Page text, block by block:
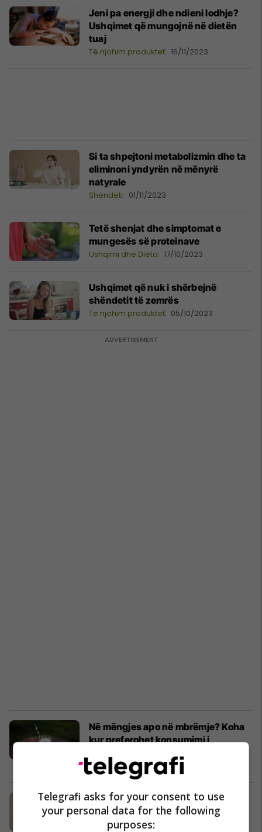
Jeni pa energji dhe ndieni lodhje?
Ushqimet që mungojnë në dietën
tuaj
Të njohim produktet 16/11/2023
Si ta shpejtoni metabolizmin dhe ta
eliminoni yndyrën në mënyrë
natyrale
Shëndeti 01/11/2023
Tetë shenjat dhe simptomat e
mungesës së proteinave
Ushqimi dhe Dieta 17/10/2023
Ushqimet që nuk i shërbejnë
shëndetit të zemrës
Të njohim produktet 05/10/2023
Në mëngjes apo në mbrëmje? Koha
kur preferohet konsumimi i
Ushqim i shëndetshëm 27/09/2023
Mënyra e shëndetshme për
përgatitjen e vezëve, ruan lëndët
ushqyese dhe ul rrezikun e
Telegrafi asks for your consent to use
your personal data for the following
purposes: